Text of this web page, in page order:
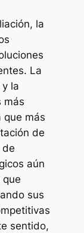
la
La
la
más
que más
de
de
aún
sus
sentido,